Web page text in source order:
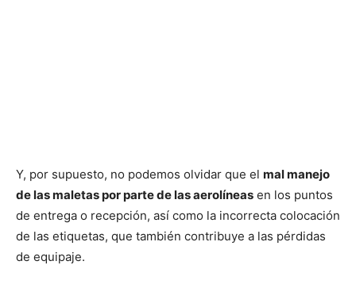
Y, por supuesto, no podemos olvidar que el mal manejo
de las maletas por parte de las aerolíneas en los puntos
de entrega o recepción, así como la incorrecta colocación
de las etiquetas, que también contribuye a las pérdidas
de equipaje.